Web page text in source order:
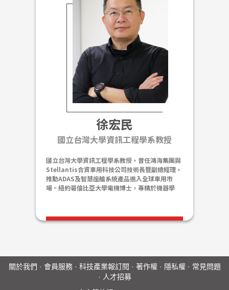
徐宏民
國立台灣大學資訊工程學系教授
國立台灣大學資訊工程學系教授，曾任鴻海集團與
Stellantis合資車用科技公司技術長暨副總經理，
推動ADAS及智慧座艙系統產品進入全球車用市
場。紐約哥倫比亞大學電機博士，專精於機器學
共同創辦人，NVIDIA AI Lab計畫主持人；曾任
IBM華生研究中心及美國微軟研究院客座研究員。
關於我們 · 會員服務· 科技產業報訂閱 · 著作權· 隱私權· 常見問題
· 人才招募